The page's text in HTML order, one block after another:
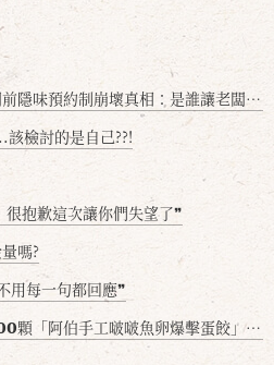
預約制崩壞真相：是誰讓老闆心灰意冷？」
檢討的是自己??!
抱歉這次讓你們失望了❞
嗎?
用每一句都回應❞
爆擊蛋餃」台北已被搶爆2萬顆，最後名額門前隱味只留給你！🥟💥